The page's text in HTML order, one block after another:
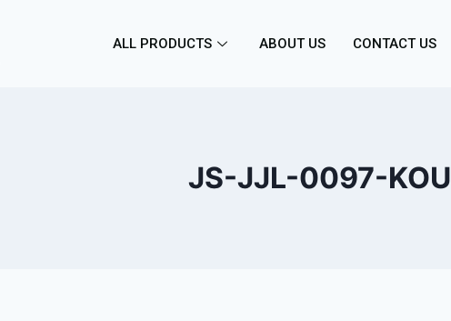
ALL PRODUCTS ABOUT US CONTACT US
JS-JJL-0097-KOU